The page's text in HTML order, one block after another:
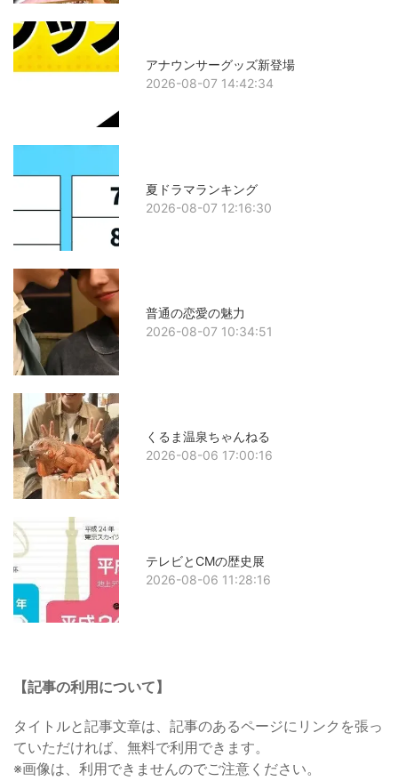
アナウンサーグッズ新登場
2026-08-07 14:42:34
夏ドラマランキング
2026-08-07 12:16:30
普通の恋愛の魅力
2026-08-07 10:34:51
くるま温泉ちゃんねる
2026-08-06 17:00:16
テレビとCMの歴史展
2026-08-06 11:28:16
【記事の利用について】
タイトルと記事文章は、記事のあるページにリンクを張っ
ていただければ、無料で利用できます。
※画像は、利用できませんのでご注意ください。